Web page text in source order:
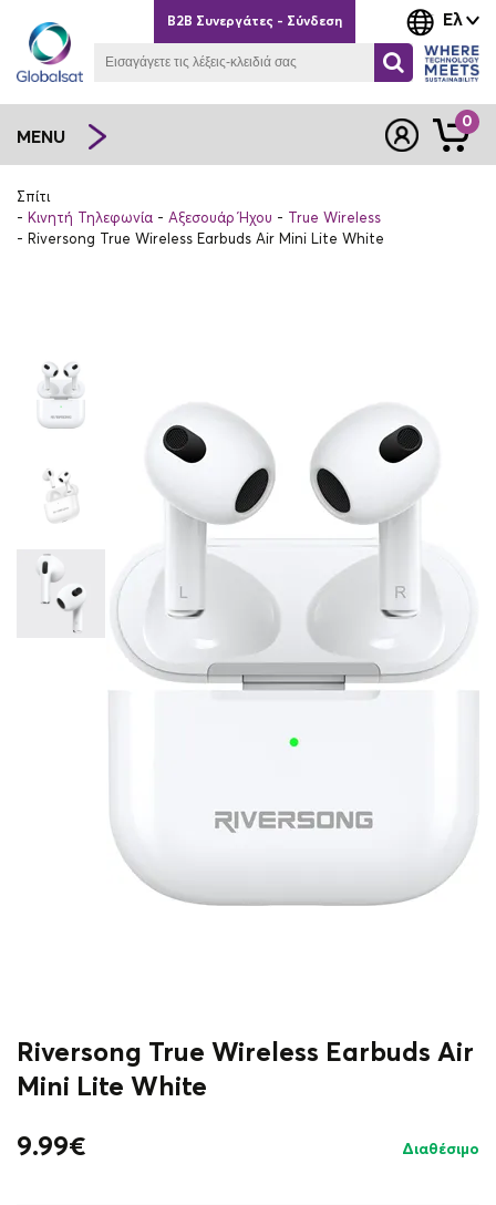
Ελ
B2B Συνεργάτες - Σύνδεση
MENU
0
Σπίτι
Κινητή Τηλεφωνία
Αξεσουάρ Ήχου
True Wireless
Riversong True Wireless Earbuds Air Mini Lite White
Riversong True Wireless Earbuds Air
Mini Lite White
9.99€ Διαθέσιμο